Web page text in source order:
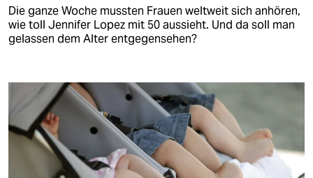
Die ganze Woche mussten Frauen weltweit sich anhören,
wie toll Jennifer Lopez mit 50 aussieht. Und da soll man
gelassen dem Alter entgegensehen?